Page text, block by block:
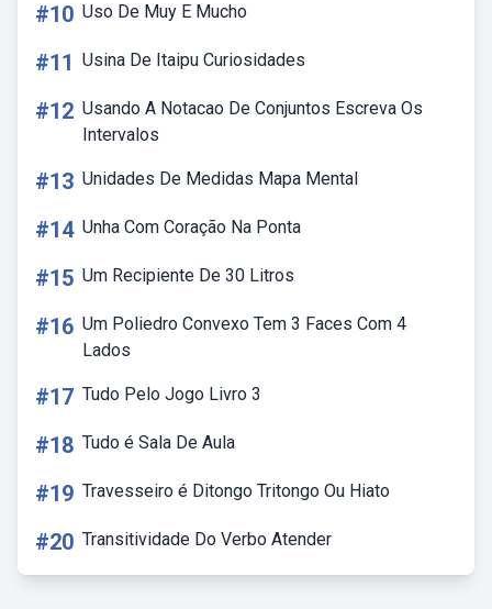
#10 Uso De Muy E Mucho
#11 Usina De Itaipu Curiosidades
#12 Usando A Notacao De Conjuntos Escreva Os
Intervalos
#13 Unidades De Medidas Mapa Mental
#14 Unha Com Coração Na Ponta
#15 Um Recipiente De 30 Litros
#16 Um Poliedro Convexo Tem 3 Faces Com 4
Lados
#17 Tudo Pelo Jogo Livro 3
#18 Tudo é Sala De Aula
#19 Travesseiro é Ditongo Tritongo Ou Hiato
#20 Transitividade Do Verbo Atender